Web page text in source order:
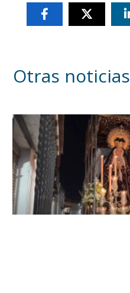
Otras noticias